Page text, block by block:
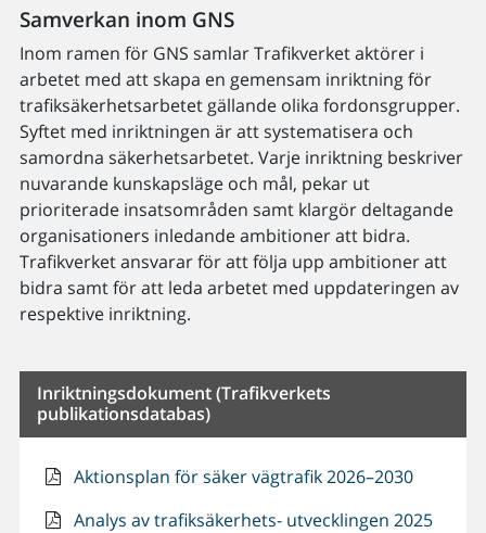
Samverkan inom GNS
Inom ramen för GNS samlar Trafikverket aktörer i
arbetet med att skapa en gemensam inriktning för
trafiksäkerhetsarbetet gällande olika fordonsgrupper.
Syftet med inriktningen är att systematisera och
samordna säkerhetsarbetet. Varje inriktning beskriver
nuvarande kunskapsläge och mål, pekar ut
prioriterade insatsområden samt klargör deltagande
organisationers inledande ambitioner att bidra.
Trafikverket ansvarar för att följa upp ambitioner att
bidra samt för att leda arbetet med uppdateringen av
respektive inriktning.
Inriktningsdokument (Trafikverkets
publikationsdatabas)
Aktionsplan för säker vägtrafik 2026–2030
Analys av trafiksäkerhets- utvecklingen 2025